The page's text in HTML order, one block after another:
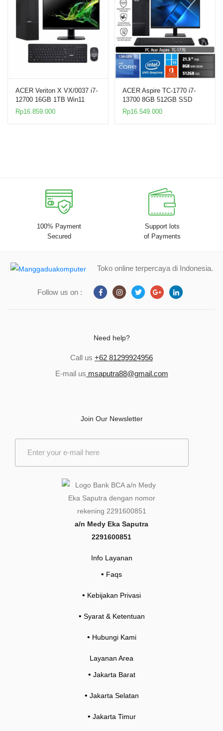
ACER Veriton X VX/0037 i7-
12700 16GB 1TB Win11
21.5″ PC
Rp16.859.000
ACER Aspire TC-1770 i7-
13700 8GB 512GB SSD
Win11 21.5″ PC
Rp16.549.000
100% Payment
Secured
Support lots
of Payments
Toko online terpercaya di Indonesia.
Follow us on :
Need help?
Call us +62 81299924956
E-mail us msaputra88@gmail.com
Join Our Newsletter
a/n Medy Eka Saputra
2291600851
Info Layanan
• Faqs
• Kebijakan Privasi
• Syarat & Ketentuan
• Hubungi Kami
Layanan Area
• Jakarta Barat
• Jakarta Selatan
• Jakarta Timur